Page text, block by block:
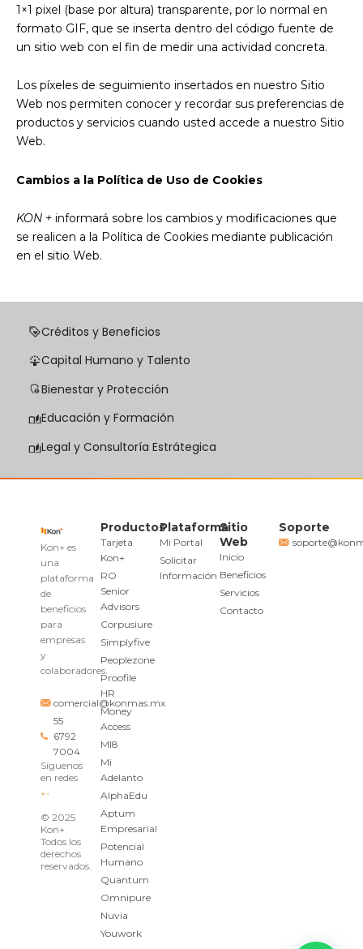
1×1 pixel (base por altura) transparente, por lo normal en
formato GIF, que se inserta dentro del código fuente de
un sitio web con el fin de medir una actividad concreta.
Los píxeles de seguimiento insertados en nuestro Sitio
Web nos permiten conocer y recordar sus preferencias de
productos y servicios cuando usted accede a nuestro Sitio
Web.
Cambios a la Política de Uso de Cookies
KON + informará sobre los cambios y modificaciones que
se realicen a la Política de Cookies mediante publicación
en el sitio Web.
Créditos y Beneficios
Capital Humano y Talento
Bienestar y Protección
Educación y Formación
Legal y Consultoría Estrátegica
Kon+ es
una
plataforma
de
beneficios
para
empresas
y
colaboradores.
comercial@konmas.mx
55
6792
7004
Síguenos
en redes
© 2025
Kon+
Todos los
derechos
reservados.
Productos
Tarjeta
Kon+
RO
Senior
Advisors
Corpusiure
Simplyfive
Peoplezone
Proofile
HR
Money
Access
MI8
Mi
Adelanto
AlphaEdu
Aptum
Empresarial
Potencial
Humano
Quantum
Omnipure
Nuvia
Youwork
Plataforma
Mi Portal
Solicitar
Información
Sitio
Web
Inicio
Beneficios
Servicios
Contacto
Soporte